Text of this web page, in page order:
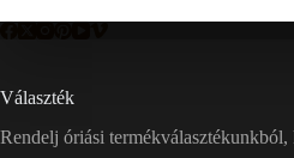
Választék
Rendelj óriási termékválasztékunkból,